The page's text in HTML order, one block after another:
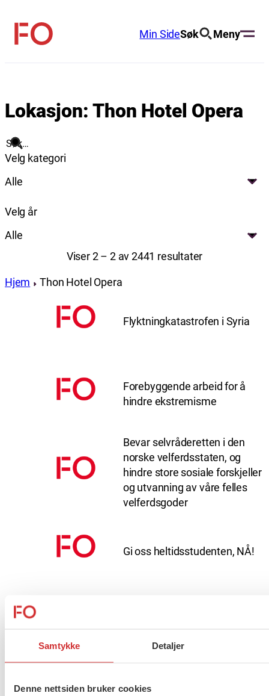
Samtykke Detaljer
Denne nettsiden bruker cookies
innhold
FO
Min SideSøk Meny
Lokasjon:Thon Hotel Opera
Søk
Velg kategori
Alle
Velg år
Alle
Viser 2 – 2 av 2441 resultater
Hjem Thon Hotel Opera
Flyktningkatastrofen i Syria
Forebyggende arbeid for å
hindre ekstremisme
Bevar selvråderetten i den
norske velferdsstaten, og
hindre store sosiale forskjeller
og utvanning av våre felles
velferdsgoder
Gi oss heltidsstudenten, NÅ!
Fridom og likeverd – frå ord til